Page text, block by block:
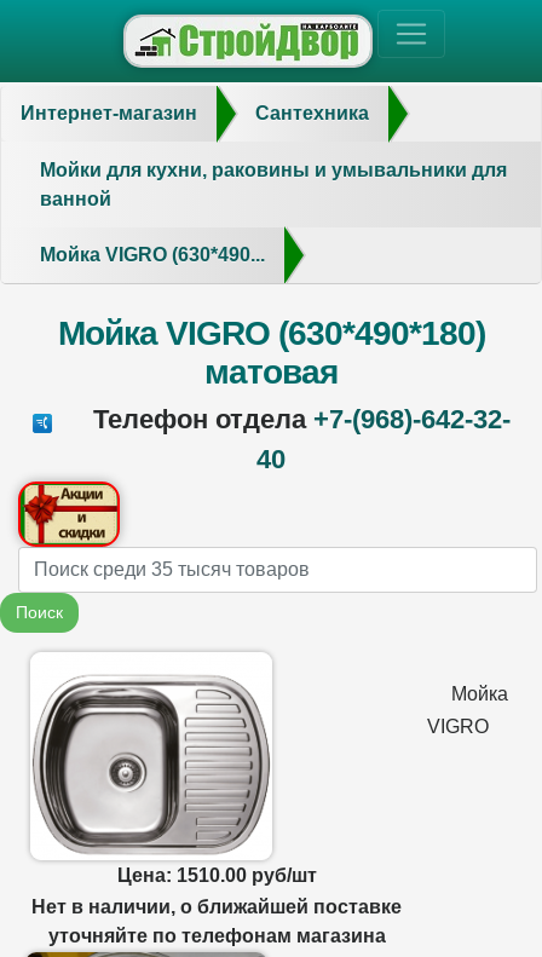
Интернет-магазин Сантехника
Мойки для кухни, раковины и умывальники для
ванной
Мойка VIGRO (630*490...
Мойка VIGRO (630*490*180)
матовая
Телефон отдела +7-(968)-642-32-
40
Name
Поиск
Цена: 1510.00 руб/шт
Нет в наличии, о ближайшей поставке
уточняйте по телефонам магазина
Мойка
VIGRO